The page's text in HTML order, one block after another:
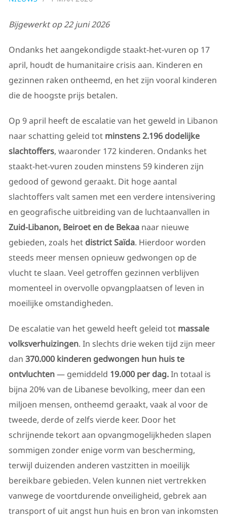
Bijgewerkt op 22 juni 2026
Ondanks het aangekondigde staakt-het-vuren op 17
april, houdt de humanitaire crisis aan. Kinderen en
gezinnen raken ontheemd, en het zijn vooral kinderen
die de hoogste prijs betalen.
Op 9 april heeft de escalatie van het geweld in Libanon
naar schatting geleid totminstens 2.196 dodelijke
slachtoffers, waaronder 172 kinderen. Ondanks het
staakt-het-vuren zouden minstens 59 kinderen zijn
gedood of gewond geraakt. Dit hoge aantal
slachtoffers valt samen met een verdere intensivering
en geografische uitbreiding van de luchtaanvallen in
Zuid-Libanon, Beiroet en de Bekaa naar nieuwe
gebieden, zoals het district Saïda. Hierdoor worden
steeds meer mensen opnieuw gedwongen op de
vlucht te slaan. Veel getroffen gezinnen verblijven
momenteel in overvolle opvangplaatsen of leven in
moeilijke omstandigheden.
De escalatie van het geweld heeft geleid tot massale
volksverhuizingen. In slechts drie weken tijd zijn meer
dan 370.000 kinderen gedwongen hun huis te
ontvluchten— gemiddeld 19.000 per dag.In totaal is
bijna 20% van de Libanese bevolking, meer dan een
miljoen mensen, ontheemd geraakt, vaak al voor de
tweede, derde of zelfs vierde keer. Door het
schrijnende tekort aan opvangmogelijkheden slapen
sommigen zonder enige vorm van bescherming,
terwijl duizenden anderen vastzitten in moeilijk
bereikbare gebieden. Velen kunnen niet vertrekken
vanwege de voortdurende onveiligheid, gebrek aan
transport of uit angst hun huis en bron van inkomsten